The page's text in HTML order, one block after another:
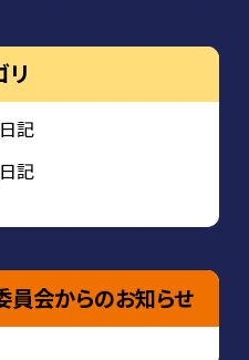
リ
記
記
員会からのお知らせ